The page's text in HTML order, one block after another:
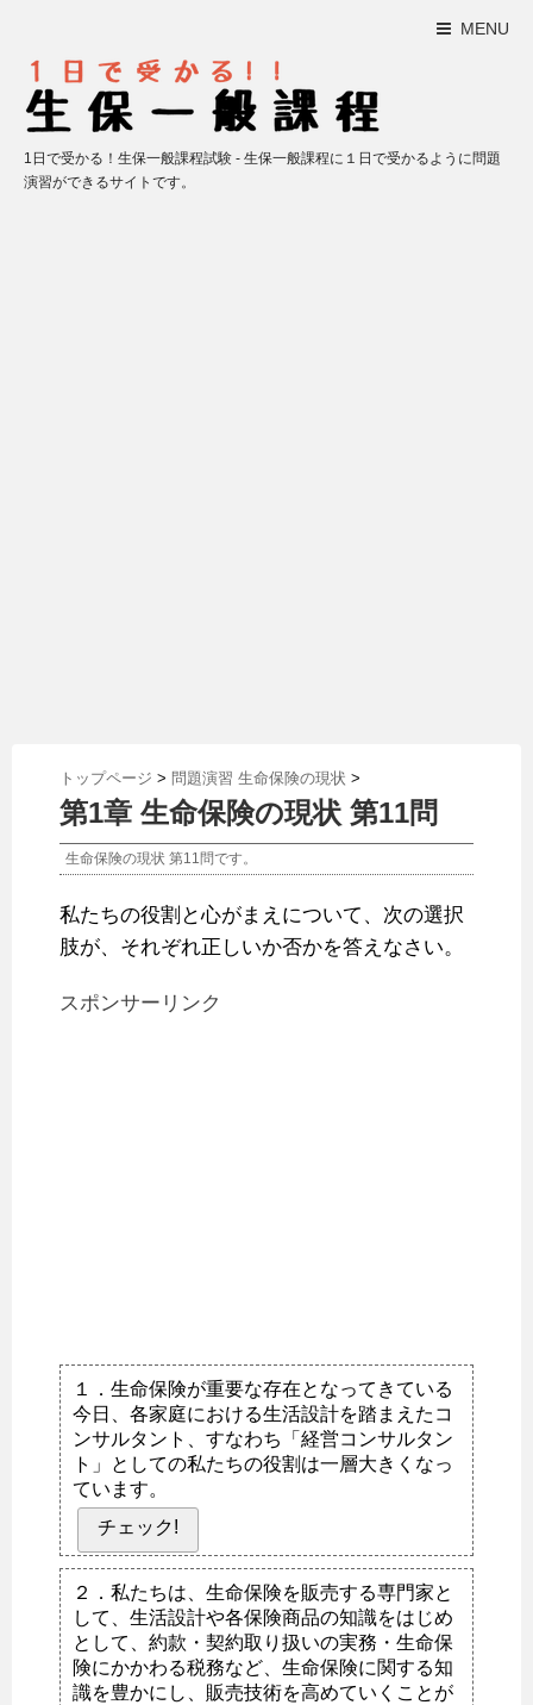
MENU
1日で受かる！生保一般課程試験 - 生保一般課程に１日で受かるように問題
演習ができるサイトです。
トップページ > 問題演習 生命保険の現状 >
第1章 生命保険の現状 第11問
生命保険の現状 第11問です。
私たちの役割と心がまえについて、次の選択
肢が、それぞれ正しいか否かを答えなさい。
スポンサーリンク
１．生命保険が重要な存在となってきている
今日、各家庭における生活設計を踏まえたコ
ンサルタント、すなわち「経営コンサルタン
ト」としての私たちの役割は一層大きくなっ
ています。
チェック!
２．私たちは、生命保険を販売する専門家と
して、生活設計や各保険商品の知識をはじめ
として、約款・契約取り扱いの実務・生命保
険にかかわる税務など、生命保険に関する知
識を豊かにし、販売技術を高めていくことが